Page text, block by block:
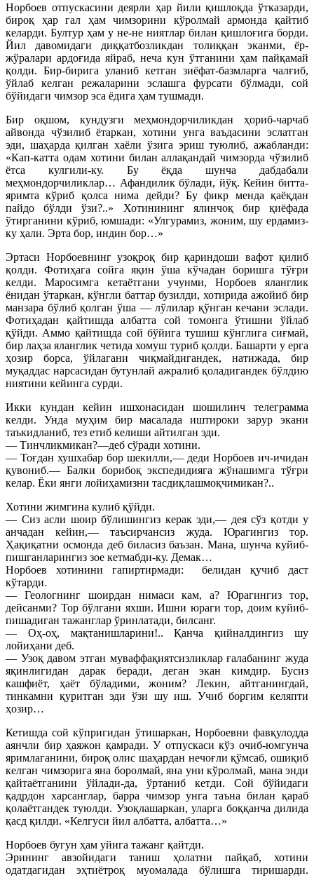
Норбоев отпускасини деярли ҳар йили қишлоқда ўтказарди,
бироқ ҳар гал ҳам чимзорини кўролмай армонда қайтиб
келарди. Бултур ҳам у не-не ниятлар билан қишлоғига борди.
Йил давомидаги диққатбозликдан толиққан эканми, ёр-
жўралари ардоғида яйраб, неча кун ўтганини ҳам пайқамай
қолди. Бир-бирига уланиб кетган зиёфат-базмларга чалғиб,
ўйлаб келган режаларини эслашга фурсати бўлмади, сой
бўйидаги чимзор эса ёдига ҳам тушмади.
Бир оқшом, кундузги меҳмондорчиликдан ҳориб-чарчаб
айвонда чўзилиб ётаркан, хотини унга ваъдасини эслатган
эди, шаҳарда қилган хаёли ўзига эриш туюлиб, ажабланди:
«Кап-катта одам хотини билан аллақандай чимзорда чўзилиб
ётса кулгили-ку. Бу ёқда шунча дабдабали
меҳмондорчиликлар… Афандилик бўлади, йўқ. Кейин битта-
яримта кўриб қолса нима дейди? Бу фикр менда қаёқдан
пайдо бўлди ўзи?..» Хотинининг ялинчоқ бир қиёфада
ўтирганини кўриб, юмшади: «Улгурамиз, жоним, шу ердамиз-
ку ҳали. Эрта бор, индин бор…»
Эртаси Норбоевнинг узоқроқ бир қариндоши вафот қилиб
қолди. Фотиҳага сойга яқин ўша кўчадан боришга тўғри
келди. Маросимга кетаётгани учунми, Норбоев яланглик
ёнидан ўтаркан, кўнгли баттар бузилди, хотирида ажойиб бир
манзара бўлиб қолган ўша — лўлилар қўнган кечани эслади.
Фотиҳадан қайтишда албатта сой томонга ўтишни ўйлаб
қўйди. Аммо қайтишда сой бўйига тушиш кўнглига сиғмай,
бир лаҳза яланглик четида хомуш туриб қолди. Башарти у ерга
ҳозир борса, ўйлагани чиқмайдигандек, натижада, бир
муқаддас нарсасидан бутунлай ажралиб қоладигандек бўлдию
ниятини кейинга сурди.
Икки кундан кейин ишхонасидан шошилинч телеграмма
келди. Унда муҳим бир масалада иштироки зарур экани
таъкидланиб, тез етиб келиши айтилган эди.
— Тинчликмикан?—деб сўради хотини.
— Тоғдан хушхабар бор шекилли,— деди Норбоев ич-ичидан
қувониб.— Балки борибоқ экспедидияга жўнашимга тўғри
келар. Ёки янги лойиҳамизни тасдиқлашмоқчимикан?..
Хотини жимгина кулиб қўйди.
— Сиз асли шоир бўлишингиз керак эди,— дея сўз қотди у
анчадан кейин,— таъсирчансиз жуда. Юрагингиз тор.
Ҳақиқатни осмонда деб биласиз баъзан. Мана, шунча куйиб-
пишганларингиз зое кетмабди-ку. Демак…
Норбоев хотинини гапиртирмади: белидан қучиб даст
кўтарди.
— Геологнинг шоирдан нимаси кам, а? Юрагингиз тор,
дейсанми? Тор бўлгани яхши. Ишни юраги тор, доим куйиб-
пишадиган тажанглар ўринлатади, билсанг.
— Оҳ-оҳ, мақтанишларини!.. Қанча қийналдингиз шу
лойиҳани деб.
— Узоқ давом этган муваффақиятсизликлар ғалабанинг жуда
яқинлигидан дарак беради, деган экан кимдир. Бусиз
кашфиёт, ҳаёт бўладими, жоним? Лекин, айтганингдай,
тинкамни қуритган эди ўзи шу иш. Учиб боргим келяпти
ҳозир…
Кетишда сой кўпригидан ўтишаркан, Норбоевни фавқулодда
аянчли бир ҳаяжон қамради. У отпускаси кўз очиб-юмгунча
яримлаганини, бироқ олис шаҳардан нечоғли қўмсаб, ошиқиб
келган чимзорига яна боролмай, яна уни кўролмай, мана энди
қайтаётганини ўйлади-да, ўртаниб кетди. Сой бўйидаги
қадрдон харсанглар, барра чимзор унга таъна билан қараб
қолаётгандек туюлди. Узоқлашаркан, уларга боққанча дилида
қасд қилди. «Келгуси йил албатта, албатта…»
Норбоев бугун ҳам уйига тажанг қайтди.
Эрининг авзойидаги таниш ҳолатни пайқаб, хотини
одатдагидан эҳтиётроқ муомалада бўлишга тиришарди.